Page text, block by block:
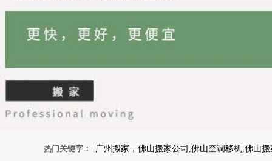
热门关键字： 广州搬家，佛山搬家公司,佛山空调移机,佛山搬